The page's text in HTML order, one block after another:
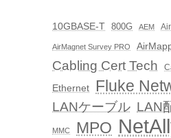
10GBASE-T 800G AEM
AirMagnet Survey PRO
Cabling Cert Tech
Ethernet Fluke
LANケーブル LAN
MMC MPO